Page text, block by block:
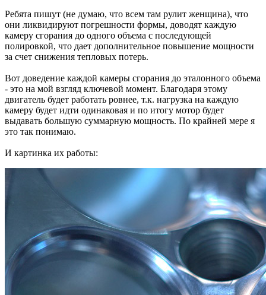
Ребята пишут (не думаю, что всем там рулит женщина), что
они ликвидируют погрешности формы, доводят каждую
камеру сгорания до одного объема с последующей
полировкой, что дает дополнительное повышение мощности
за счет снижения тепловых потерь.
Вот доведение каждой камеры сгорания до эталонного объема
- это на мой взгляд ключевой момент. Благодаря этому
двигатель будет работать ровнее, т.к. нагрузка на каждую
камеру будет идти одинаковая и по итогу мотор будет
выдавать большую суммарную мощность. По крайней мере я
это так понимаю.
И картинка их работы: